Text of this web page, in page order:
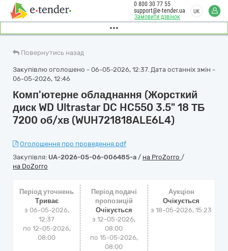
Замовити дзвінок
0 800 30 77 55
support@e-tender.ua
UK
Повернутись назад
Закупівлю оголошено - 06-05-2026, 12:37. Дата останніх змін -
06-05-2026, 12:46
Комп'ютерне обладнання (Жорсткий
диск WD Ultrastar DC HC550 3.5" 18 ТБ
7200 об/хв (WUH721818ALE6L4)
Оголошення про проведення.pdf
Закупівля: UA-2026-05-06-006485-a / на ProZorro /
на DoZorro
Період уточнень
Триває
з 06-05-2026,
12:37
по 12-05-2026,
08:00
Період подачі
пропозицій
Очікується
з 12-05-2026,
08:00
по 15-05-2026,
08:00
Аукціон
Очікується
з18-05-2026, 15:23